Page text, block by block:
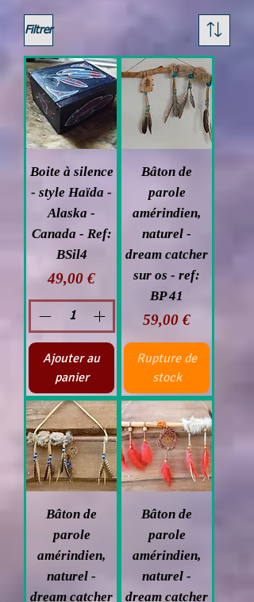
Filtrer
Boite à silence
- style Haïda -
Alaska -
Canada - Ref:
BSil4
Prix
49,00 €
Ajouter au
panier
Bâton de
parole
amérindien,
naturel -
dream catcher
sur os - ref:
BP 41
Prix
59,00 €
Rupture de
stock
Bâton de
parole
amérindien,
naturel -
dream catcher
Bâton de
parole
amérindien,
naturel -
dream catcher